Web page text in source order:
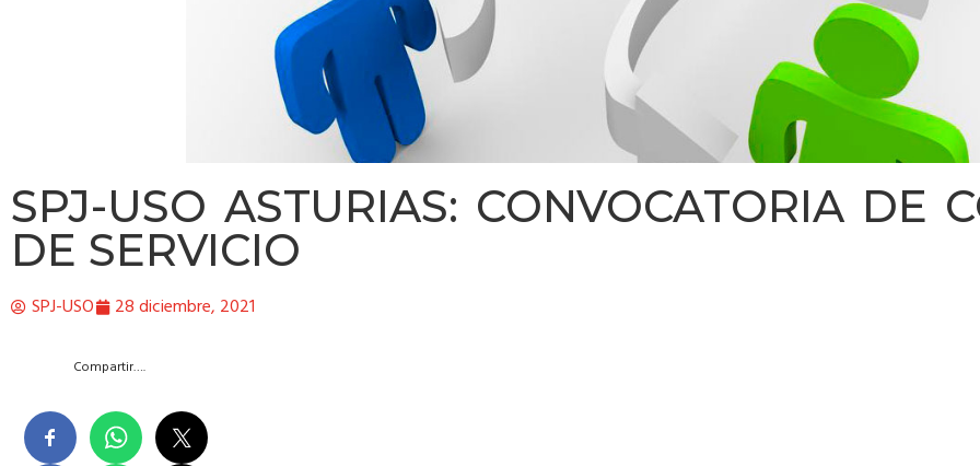
SPJ-USO ASTURIAS: CONVOCATORIA DE
DE SERVICIO
SPJ-USO 28 diciembre, 2021
Compartir….